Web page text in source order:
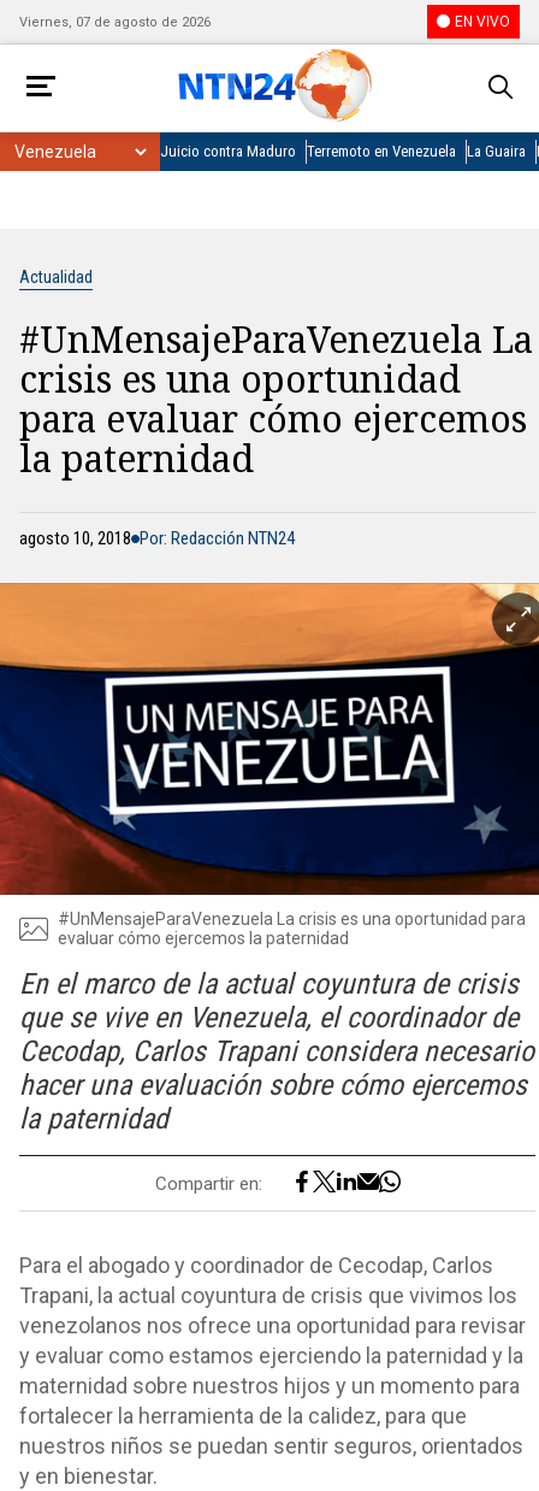
Viernes, 07 de agosto de 2026 EN VIVO
Juicio contra Maduro Terremoto en Venezuela La Guaira
Actualidad
#UnMensajeParaVenezuela La
crisis es una oportunidad
para evaluar cómo ejercemos
la paternidad
agosto 10, 2018 Por: Redacción NTN24
#UnMensajeParaVenezuela La crisis es una oportunidad para
evaluar cómo ejercemos la paternidad
En el marco de la actual coyuntura de crisis
que se vive en Venezuela, el coordinador de
Cecodap, Carlos Trapani considera necesario
hacer una evaluación sobre cómo ejercemos
la paternidad
Compartir en:
Para el abogado y coordinador de Cecodap, Carlos
Trapani, la actual coyuntura de crisis que vivimos los
venezolanos nos ofrece una oportunidad para revisar
y evaluar como estamos ejerciendo la paternidad y la
maternidad sobre nuestros hijos y un momento para
fortalecer la herramienta de la calidez, para que
nuestros niños se puedan sentir seguros, orientados
y en bienestar.